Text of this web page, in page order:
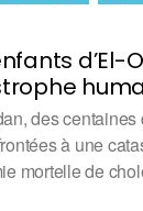
des centaines
à une
mortelle de